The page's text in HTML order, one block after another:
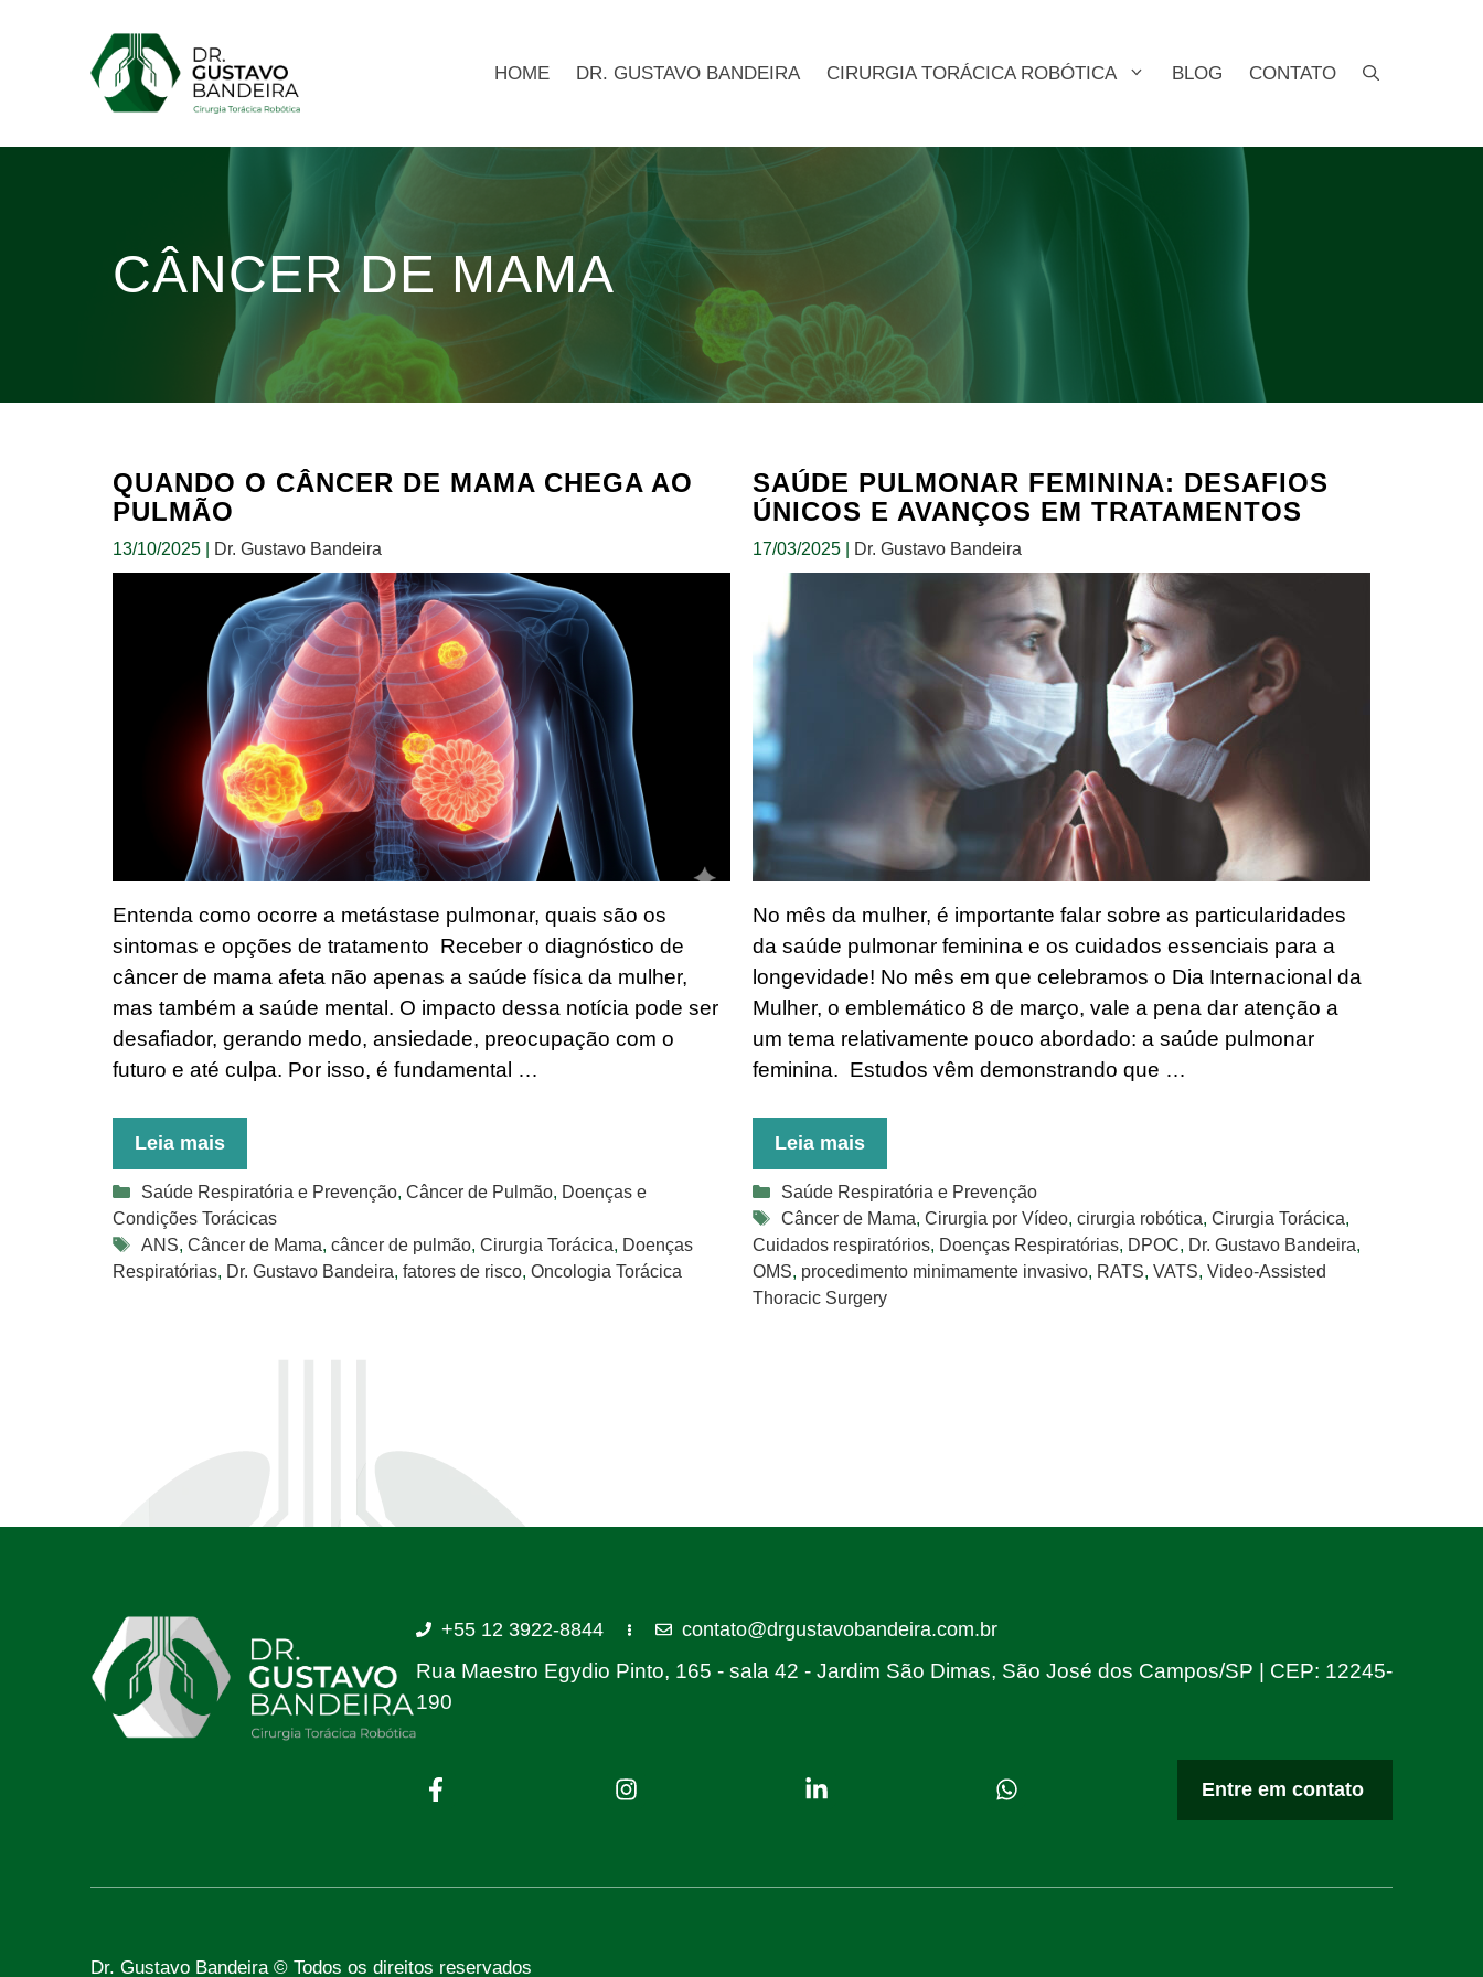
HOME DR. GUSTAVO BANDEIRA CIRURGIA TORÁCICA ROBÓTICA BLOG CONTATO
CÂNCER DE MAMA
QUANDO O CÂNCER DE MAMA CHEGA AO
PULMÃO
13/10/2025 | Dr. Gustavo Bandeira
Entenda como ocorre a metástase pulmonar, quais são os
sintomas e opções de tratamento Receber o diagnóstico de
câncer de mama afeta não apenas a saúde física da mulher,
mas também a saúde mental. O impacto dessa notícia pode ser
desafiador, gerando medo, ansiedade, preocupação com o
futuro e até culpa. Por isso, é fundamental …
Leia mais
Categorias
Saúde Respiratória e Prevenção, Câncer de Pulmão, Doenças e
Condições Torácicas
Tags
ANS, Câncer de Mama, câncer de pulmão, Cirurgia Torácica, Doenças
Respiratórias, Dr. Gustavo Bandeira, fatores de risco, Oncologia Torácica
SAÚDE PULMONAR FEMININA: DESAFIOS
ÚNICOS E AVANÇOS EM TRATAMENTOS
17/03/2025 | Dr. Gustavo Bandeira
No mês da mulher, é importante falar sobre as particularidades
da saúde pulmonar feminina e os cuidados essenciais para a
longevidade! No mês em que celebramos o Dia Internacional da
Mulher, o emblemático 8 de março, vale a pena dar atenção a
um tema relativamente pouco abordado: a saúde pulmonar
feminina. Estudos vêm demonstrando que …
Leia mais
Categorias
Saúde Respiratória e Prevenção
Tags
Câncer de Mama, Cirurgia por Vídeo, cirurgia robótica, Cirurgia Torácica,
Cuidados respiratórios, Doenças Respiratórias, DPOC, Dr. Gustavo Bandeira,
OMS, procedimento minimamente invasivo, RATS, VATS, Video-Assisted
Thoracic Surgery
+55 12 3922-8844 contato@drgustavobandeira.com.br
Rua Maestro Egydio Pinto, 165 - sala 42 - Jardim São Dimas, São José dos Campos/SP | CEP: 12245-
190
Entre em contato
Dr. Gustavo Bandeira © Todos os direitos reservados